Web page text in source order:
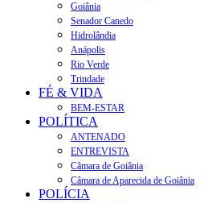
Goiânia
Senador Canedo
Hidrolândia
Anápolis
Rio Verde
Trindade
FÉ & VIDA
BEM-ESTAR
POLÍTICA
ANTENADO
ENTREVISTA
Câmara de Goiânia
Câmara de Aparecida de Goiânia
POLÍCIA